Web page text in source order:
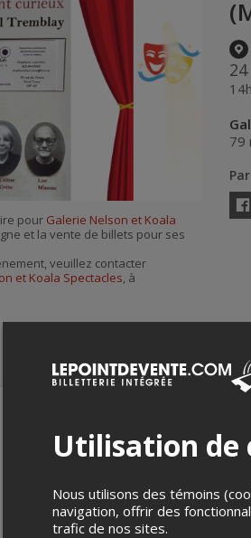
79
pour Galerie Nelson et Koala
et la vente de billets pour ses
veuillez contacter
et Koala Spectacles, à
Utilisation de
Nous utilisons des témoins
navigation, offrir des
trafic de nos sites.